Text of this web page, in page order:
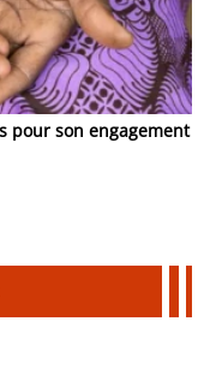
pour son engagement